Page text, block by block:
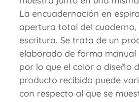
La encuadernación en
apertura total del
escritura. Se trata de un
elaborado de forma manual
por lo que el color o diseño
producto recibido puede
con respecto al que se